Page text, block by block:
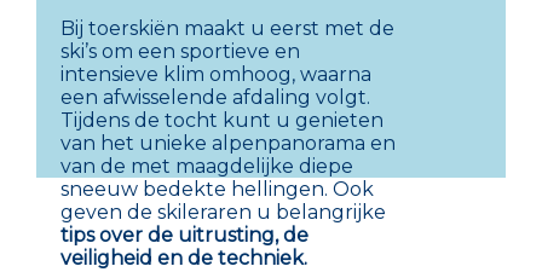
Bij toerskiën maakt u eerst met de
ski’s om een sportieve en
intensieve klim omhoog, waarna
een afwisselende afdaling volgt.
Tijdens de tocht kunt u genieten
van het unieke alpenpanorama en
van de met maagdelijke diepe
sneeuw bedekte hellingen. Ook
geven de skileraren u belangrijke
tips over de uitrusting, de
veiligheid en de techniek.